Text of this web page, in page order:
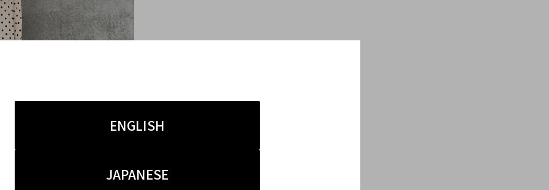
ENGLISH
JAPANESE